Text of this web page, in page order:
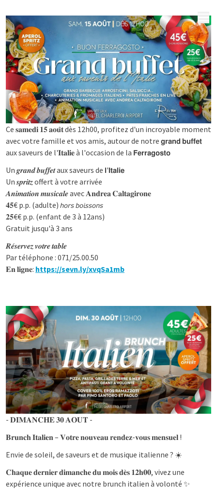
MENU
Ce 𝐬𝐚𝐦𝐞𝐝𝐢 𝟏𝟓 𝐚𝐨𝐮̂𝐭 dès 12h00, profitez d'un incroyable moment
avec votre famille et vos amis, autour de notre 𝗴𝗿𝗮𝗻𝗱 𝗯𝘂𝗳𝗳𝗲𝘁
aux saveurs de l'𝐈𝐭𝐚𝐥𝐢𝐞 à l'occasion de la 𝗙𝗲𝗿𝗿𝗮𝗴𝗼𝘀𝘁𝗼
Un 𝒈𝒓𝒂𝒏𝒅 𝒃𝒖𝒇𝒇𝒆𝒕 aux saveurs de 𝗹'𝗜𝘁𝗮𝗹𝗶𝗲
Un 𝒔𝒑𝒓𝒊𝒕𝒛 offert à votre arrivée
𝑨𝒏𝒊𝒎𝒂𝒕𝒊𝒐𝒏 𝒎𝒖𝒔𝒊𝒄𝒂𝒍𝒆 avec 𝐀𝐧𝐝𝐫𝐞𝐚 𝐂𝐚𝐥𝐭𝐚𝐠𝐢𝐫𝐨𝐧𝐞
𝟒𝟓€ p.p. (adulte) 𝘩𝘰𝘳𝘴 𝘣𝘰𝘪𝘴𝘴𝘰𝘯𝘴
𝟐𝟓€€ p.p. (enfant de 3 à 12ans)
Gratuit jusqu'à 3 ans
𝑹𝒆́𝒔𝒆𝒓𝒗𝒆𝒛 𝒗𝒐𝒕𝒓𝒆 𝒕𝒂𝒃𝒍𝒆
Par téléphone : 071/25.00.50
𝐄𝐧 𝐥𝐢𝐠𝐧𝐞: https://sevn.ly/xvqSa1mb
- 𝐃𝐈𝐌𝐀𝐍𝐂𝐇𝐄 𝟑𝟎 𝐀𝐎𝐔𝐓 -
𝐁𝐫𝐮𝐧𝐜𝐡 𝐈𝐭𝐚𝐥𝐢𝐞𝐧 – 𝐕𝐨𝐭𝐫𝐞 𝐧𝐨𝐮𝐯𝐞𝐚𝐮 𝐫𝐞𝐧𝐝𝐞𝐳-𝐯𝐨𝐮𝐬 𝐦𝐞𝐧𝐬𝐮𝐞𝐥 !
Envie de soleil, de saveurs et de musique italienne ? ☀️
𝐂𝐡𝐚𝐪𝐮𝐞 𝐝𝐞𝐫𝐧𝐢𝐞𝐫 𝐝𝐢𝐦𝐚𝐧𝐜𝐡𝐞 𝐝𝐮 𝐦𝐨𝐢𝐬 𝐝𝐞̀𝐬 𝟏𝟐𝐡𝟎𝟎, vivez une
expérience unique avec notre brunch italien à volonté ✨